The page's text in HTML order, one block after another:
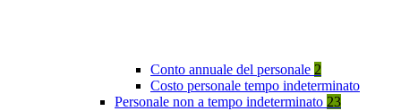
Conto annuale del personale 2
Costo personale tempo indeterminato
Personale non a tempo indeterminato 23